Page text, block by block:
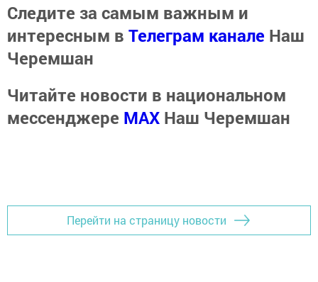
Следите за самым важным и
интересным в Телеграм канале Наш
Черемшан
Читайте новости в национальном
мессенджере MАХ Наш Черемшан
Перейти на страницу новости